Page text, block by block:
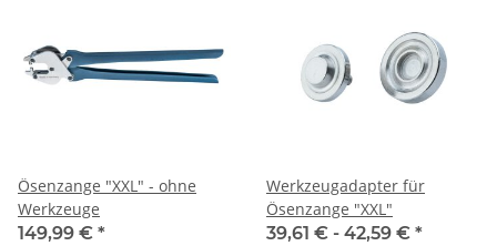
Ösenzange "XXL" - ohne
Werkzeuge
149,99 € *
Werkzeugadapter für
Ösenzange "XXL"
39,61 € - 42,59 € *